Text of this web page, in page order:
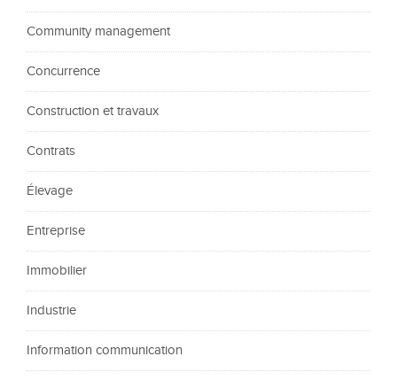
Community management
Concurrence
Construction et travaux
Contrats
Élevage
Entreprise
Immobilier
Industrie
Information communication